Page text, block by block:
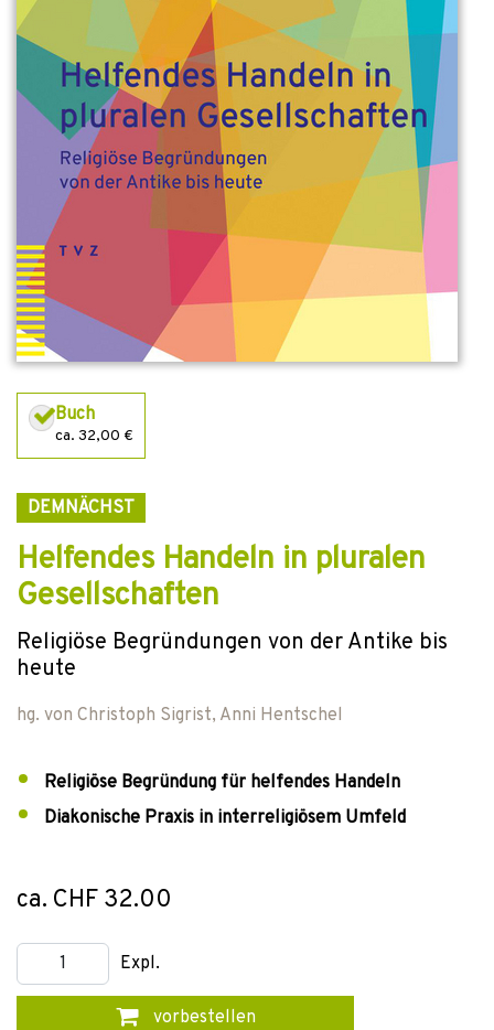
Buch
ca. 32,00 €
DEMNÄCHST
Helfendes Handeln in pluralen
Gesellschaften
Religiöse Begründungen von der Antike bis
heute
hg. von Christoph Sigrist, Anni Hentschel
Religiöse Begründung für helfendes Handeln
Diakonische Praxis in interreligiösem Umfeld
ca. CHF 32.00
Expl.
vorbestellen